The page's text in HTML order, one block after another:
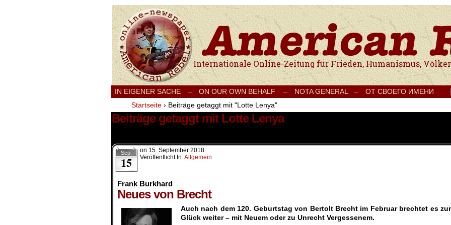
Internationale Onlinezeitung für Frieden, Humanismus, Völkerverständigung und
IN EIGENER SACHE – ON OUR OWN BEHALF – NOTA GENERAL – ОТ СВОЕГО ИМЕНИ
Startseite › Beiträge getaggt mit "Lotte Lenya"
Beiträge getaggt mit Lotte Lenya
Sep.
15
on 15. September 2018
Veröffentlicht In:Allgemein
Frank Burkhard
Neues von Brecht
Auch nach dem 120. Geburtstag von Bertolt Brecht im Februar brechtet es
Glück weiter – mit Neuem oder zu Unrecht Vergessenem.